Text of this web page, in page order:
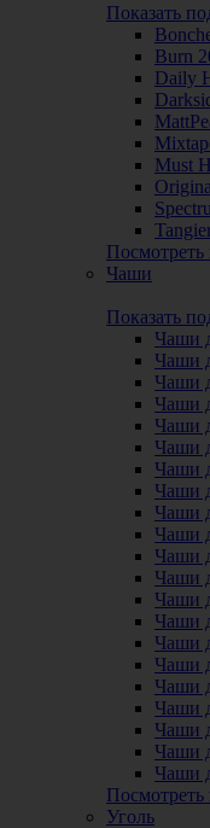
Показать
Burn
Daily
Must
Посмотреть
Чаши
Показать
Чаши
Чаши
Чаши
Чаши
Чаши
Чаши
Чаши
Чаши
Чаши
Чаши
Чаши
Чаши
Чаши
Чаши
Чаши
Чаши
Чаши
Чаши
Чаши
Чаши
Чаши
Посмотреть
Уголь